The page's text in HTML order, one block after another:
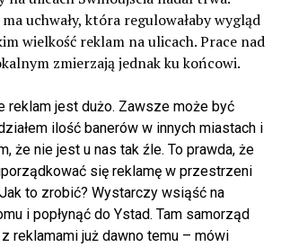
uchwały, która regulowałaby wygląd
wielkość reklam na ulicach. Prace nad
zmierzają jednak ku końcowi.
reklam jest dużo. Zawsze może być
ilość banerów w innych miastach i
że nie jest u nas tak źle. To prawda, że
się reklamę w przestrzeni
to zrobić? Wystarczy wsiąść na
i popłynąć do Ystad. Tam samorząd
z reklamami już dawno temu – mówi